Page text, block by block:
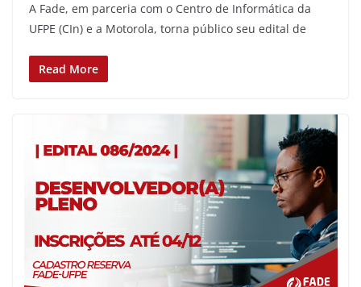
A Fade, em parceria com o Centro de Informática da
UFPE (CIn) e a Motorola, torna público seu edital de
Read More